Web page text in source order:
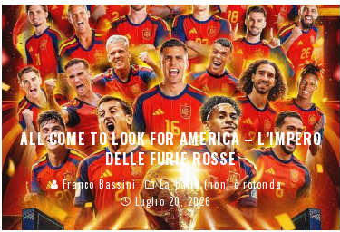
ALL COME TO LOOK FOR AMERICA – L’IMPERO
DELLE FURIE ROSSE
Franco Bassini
La palla (non) è rotonda
Luglio 20, 2026